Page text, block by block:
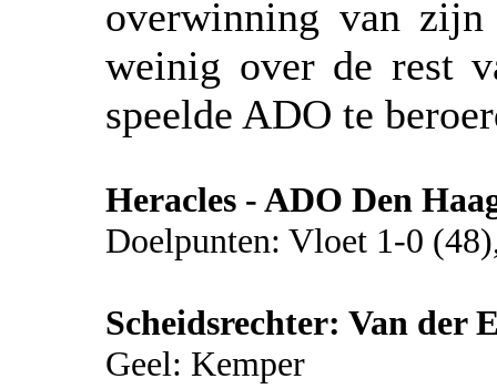
overwinning van
weinig over de rest
speelde ADO te
Heracles - ADO Den
Doelpunten: Vloet 1-0
Scheidsrechter: Van der
Geel: Kemper